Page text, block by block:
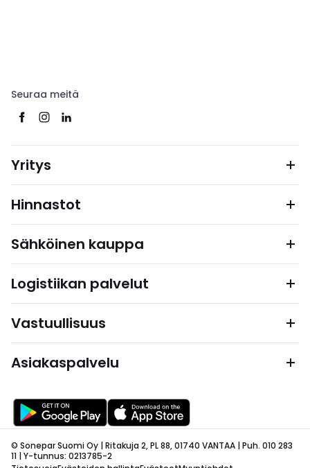
Seuraa meitä
Yritys
Hinnastot
Sähköinen kauppa
Logistiikan palvelut
Vastuullisuus
Asiakaspalvelu
© Sonepar Suomi Oy | Ritakuja 2, PL 88, 01740 VANTAA | Puh. 010 283
11 | Y-tunnus: 0213785-2